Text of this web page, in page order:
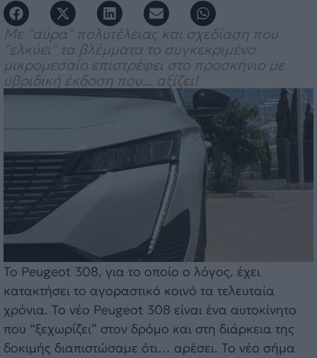
Με "αύρα" πολυτέλειας και σχεδίαση που
"ελκύει" τα βλέμματα το συγκεκριμένο
μικρομεσαίο επιστρέφει στο προσκήνιο με
υβριδική έκδοση που... αξίζει!
Το Peugeot 308, για το οποίο ο λόγος, έχει
κατακτήσει το αγοραστικό κοινό τα τελευταία
χρόνια. Το νέο Peugeot 308 είναι ένα αυτοκίνητο
που “ξεχωρίζει” στον δρόμο και στη διάρκεια της
δοκιμής διαπιστώσαμε ότι… αρέσει. Το νέο σήμα